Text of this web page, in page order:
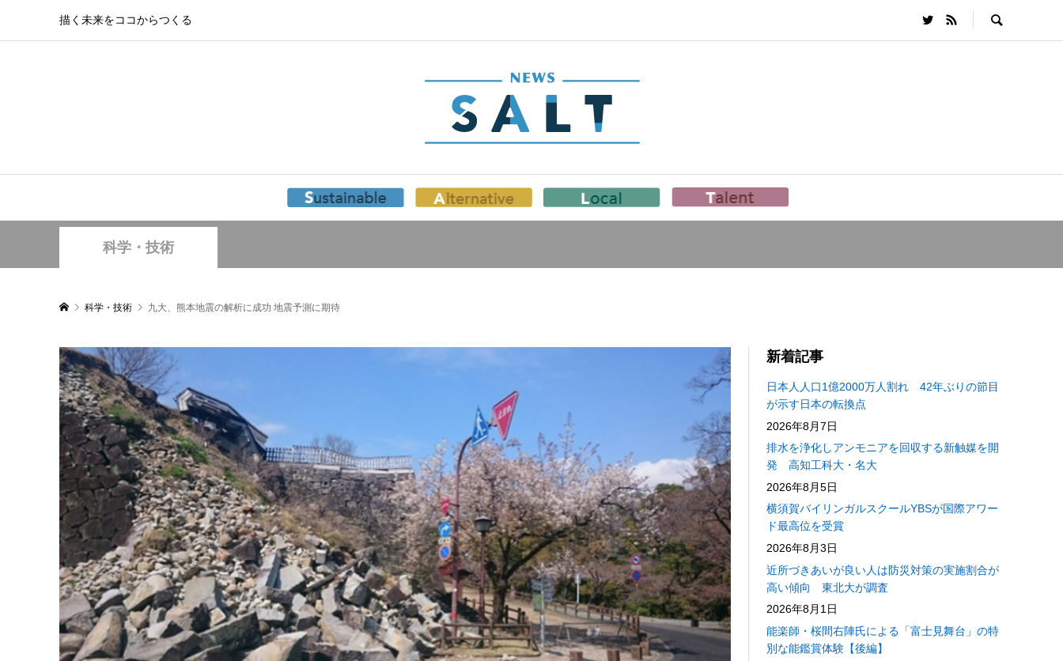
描く未来をココからつくる
科学・技術
科学・技術 九大、熊本地震の解析に成功 地震予測に期待
新着記事
日本人人口1億2000万人割れ 42年ぶりの節目
が示す日本の転換点
2026年8月7日
排水を浄化しアンモニアを回収する新触媒を開
発 高知工科大・名大
2026年8月5日
横須賀バイリンガルスクールYBSが国際アワー
ド最高位を受賞
2026年8月3日
近所づきあいが良い人は防災対策の実施割合が
高い傾向 東北大が調査
2026年8月1日
能楽師・桜間右陣氏による「富士見舞台」の特
別な能鑑賞体験【後編】